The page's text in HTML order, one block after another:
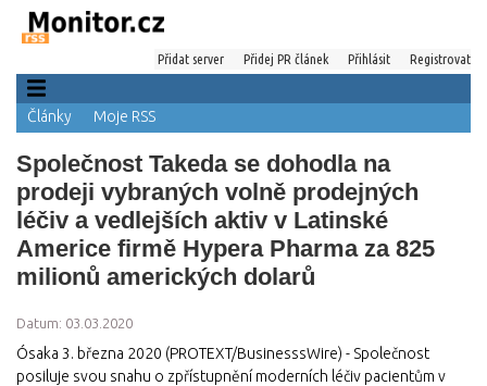
Přidat server Přidej PR článek Přihlásit Registrovat
Články Moje RSS
Společnost Takeda se dohodla na
prodeji vybraných volně prodejných
léčiv a vedlejších aktiv v Latinské
Americe firmě Hypera Pharma za 825
milionů amerických dolarů
Datum: 03.03.2020
Ósaka 3. března 2020 (PROTEXT/BusinesssWire) - Společnost
posiluje svou snahu o zpřístupnění moderních léčiv pacientům v